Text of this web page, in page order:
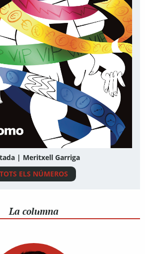
| Meritxell Garriga
TOTS ELS NÚMEROS
La columna